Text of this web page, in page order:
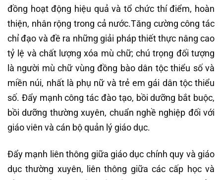
đồng hoạt động hiệu quả và tổ chức thí điểm, hoàn
thiện, nhân rộng trong cả nước.Tăng cường công tác
chỉ đạo và đề ra những giải pháp thiết thực nâng cao
tỷ lệ và chất lượng xóa mù chữ; chú trọng đối tượng
là người mù chữ vùng đồng bào dân tộc thiểu số và
miền núi, nhất là phụ nữ và trẻ em gái dân tộc thiểu
số. Đẩy mạnh công tác đào tạo, bồi dưỡng bắt buộc,
bồi dưỡng thường xuyên, chuẩn nghề nghiệp đối với
giáo viên và cán bộ quản lý giáo dục.
Đẩy mạnh liên thông giữa giáo dục chính quy và giáo
dục thường xuyên, liên thông giữa các cấp học và